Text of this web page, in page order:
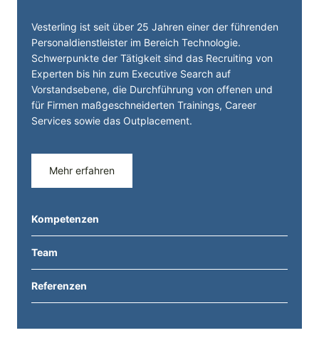
Vesterling ist seit über 25 Jahren einer der führenden
Personal­dienst­leister im Bereich Technologie.
Schwerpunkte der Tätigkeit sind das Recruiting von
Experten bis hin zum Executive Search auf
Vorstandsebene, die Durchführung von offenen und
für Firmen maßgeschneiderten Trainings, Career
Services sowie das Outplacement.
Mehr erfahren
Kompetenzen
Team
Referenzen